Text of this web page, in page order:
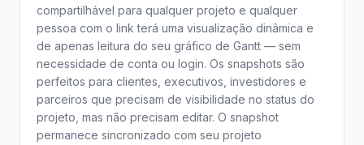
compartilhável para qualquer projeto e qualquer
pessoa com o link terá uma visualização dinâmica e
de apenas leitura do seu gráfico de Gantt — sem
necessidade de conta ou login. Os snapshots são
perfeitos para clientes, executivos, investidores e
parceiros que precisam de visibilidade no status do
projeto, mas não precisam editar. O snapshot
permanece sincronizado com seu projeto